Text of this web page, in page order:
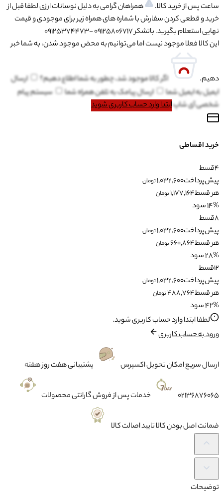
ساعت پس از خرید کالا.
همراهان گرامی به دلیل نوسانات ارزی لطفا قبل از
خرید و قطعی کردن سفارش با شماره های همراه زیر برای موجودی و قیمت
نهایی استعلام بگیرید. باتشکر 09125806717 -09125374473
این کالا فعلا موجود نیست اما می‌توانیم به محض موجود شدن، به شما خبر
دهیم. اگر کالا موجود شد، چطور به شما اطلاع دهیم؟
ارسال
ایمیل بهایمیل شما ارسال پیامک بهتلفن همراه شما
سیستم پیام
شخصی آی شاپابتدا وارد حساب کاربری شوید
خرید اقساطی
4قسط
پیش‌پرداخت1,032,600تومان
هر قسط1,177,164تومان
14% سود
8قسط
پیش‌پرداخت1,032,600تومان
هر قسط660,864تومان
28% سود
12قسط
پیش‌پرداخت1,032,600تومان
هر قسط488,764تومان
42% سود
لطفا ابتدا وارد حساب کاربری شوید.
ورود به حساب کاربری
ارسال سریعامکان تحویل اکسپرس پشتیبانیهفت روز هفته
02136876065 خدمات پس از فروشگارانتی محصولات
ضمانتاصل بودن کالا تایید اصالت کالا
توضیحات